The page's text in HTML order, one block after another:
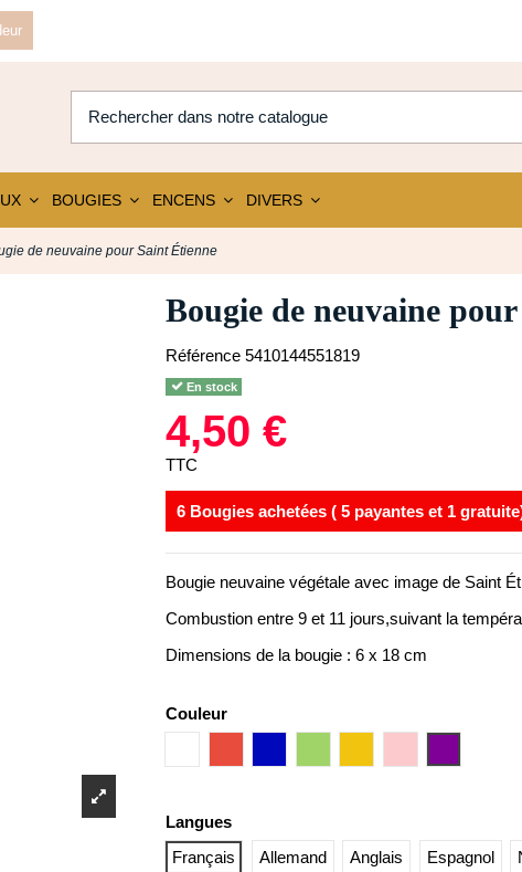
BOUGIES ENCENS DIVERS
de neuvaine pour Saint Étienne
Bougie de neuvaine
Référence 5410144551819
En stock
4,50 €
TTC
6 Bougies achetées ( 5 payantes et 1
Bougie neuvaine végétale avec image de Saint
Combustion entre 9 et 11 jours,suivant la
Dimensions de la bougie : 6 x 18 cm
Couleur
Langues
Français
Allemand Anglais Espagnol